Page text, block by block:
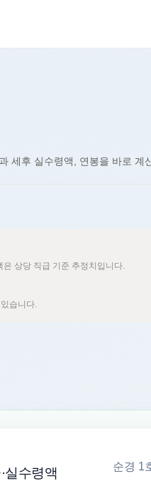
세후 실수령액, 연봉을 바로 계
상당 직급 기준 추정치입니다.
습니다.
실수령액
순경 1